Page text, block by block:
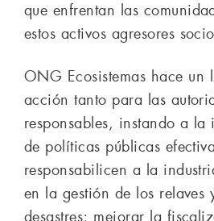
que enfrentan las
estos activos agresores
ONG Ecosistemas hace un
acción tanto para las
responsables, instando a la
de políticas públicas
responsabilicen a la
en la gestión de los relaves
desastres; mejorar la